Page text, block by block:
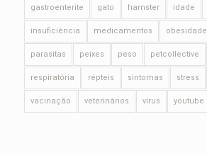
gastroenterite gato hamster idade
insuficiência medicamentos obesidade
parasitas peixes peso petcollective
respiratória répteis sintomas stress
vacinação veterinários vírus youtube